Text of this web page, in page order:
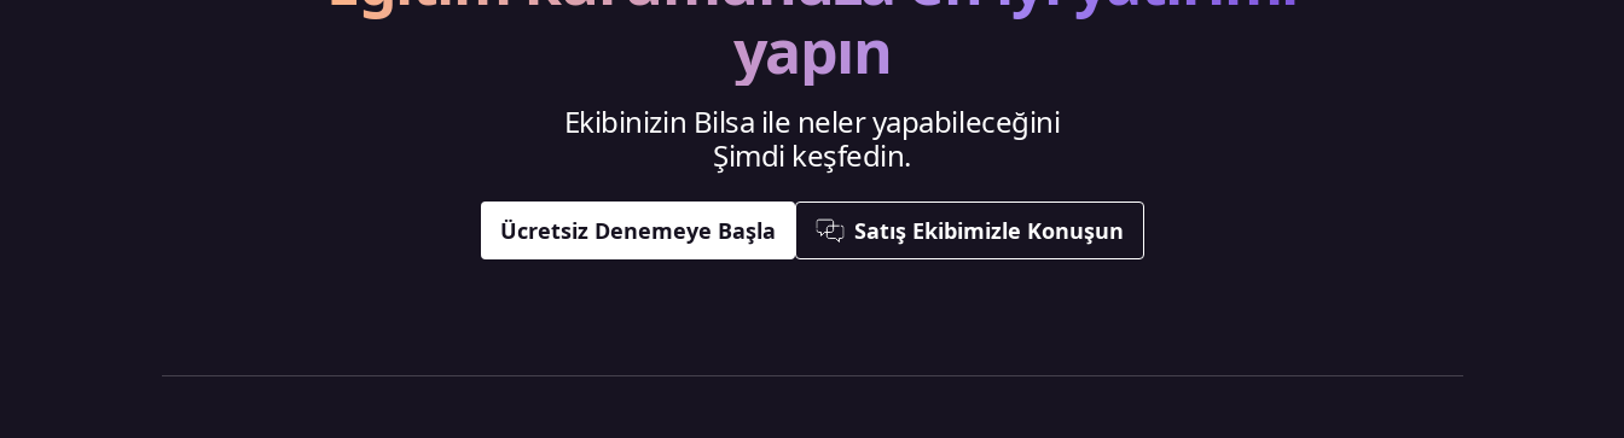
yapın
Ekibinizin Bilsa ile neler yapabileceğini
Şimdi keşfedin.
Ücretsiz Denemeye Başla Satış Ekibimizle Konuşun